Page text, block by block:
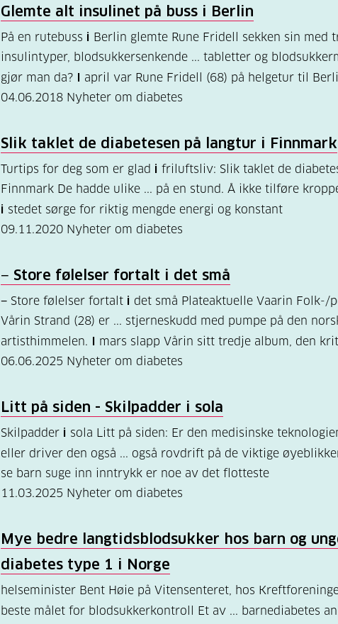
Glemte alt insulinet på buss i Berlin
På en rutebuss i Berlin glemte Rune Fridell sekken sin med
insulintyper, blodsukkersenkende ... tabletter og
gjør man da? I april var Rune Fridell (68) på helgetur til
04.06.2018 Nyheter om diabetes
Slik taklet de diabetesen på langtur i Finnmark
Turtips for deg som er glad i friluftsliv: Slik taklet de
Finnmark De hadde ulike ... på en stund. Å ikke tilføre
i stedet sørge for riktig mengde energi og konstant
09.11.2020 Nyheter om diabetes
− Store følelser fortalt i det små
− Store følelser fortalt i det små Plateaktuelle Vaarin Folk-/
Vårin Strand (28) er ... stjerneskudd med pumpe på den
artisthimmelen. I mars slapp Vårin sitt tredje album, den
06.06.2025 Nyheter om diabetes
Litt på siden - Skilpadder i sola
Skilpadder i sola Litt på siden: Er den medisinske
eller driver den også ... også rovdrift på de viktige
se barn suge inn inntrykk er noe av det flotteste
11.03.2025 Nyheter om diabetes
Mye bedre langtidsblodsukker hos barn og
diabetes type 1 i Norge
helseminister Bent Høie på Vitensenteret, hos
beste målet for blodsukkerkontroll Et av ... barnediabetes